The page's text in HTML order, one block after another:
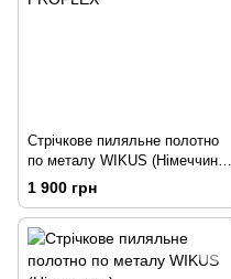
Стрічкове пиляльне полотно
по металу WIKUS (Німеччина)
2360*20*0.9*8/11TPI M42
PROFLEX
1 900 грн